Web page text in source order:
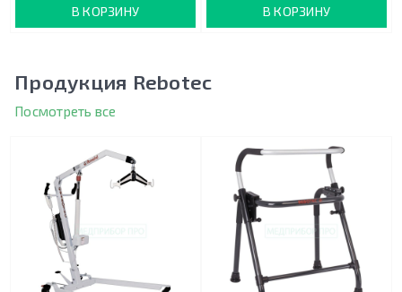
В КОРЗИНУ В КОРЗИНУ
Продукция Rebotec
Посмотреть все